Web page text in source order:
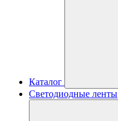
Каталог
Светодиодные ленты